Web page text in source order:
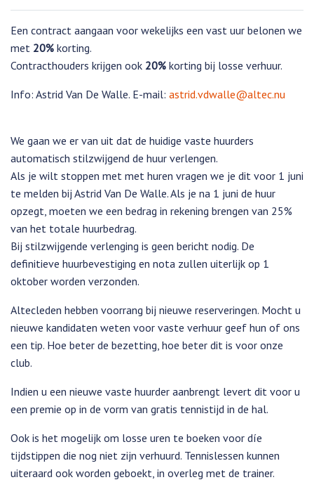
Een contract aangaan voor wekelijks een vast uur belonen we
met 20% korting.
Contracthouders krijgen ook 20% korting bij losse verhuur.
Info: Astrid Van De Walle. E-mail: astrid.vdwalle@altec.nu
We gaan we er van uit dat de huidige vaste huurders
automatisch stilzwijgend de huur verlengen.
Als je wilt stoppen met met huren vragen we je dit voor 1 juni
te melden bij Astrid Van De Walle. Als je na 1 juni de huur
opzegt, moeten we een bedrag in rekening brengen van 25%
van het totale huurbedrag.
Bij stilzwijgende verlenging is geen bericht nodig. De
definitieve huurbevestiging en nota zullen uiterlijk op 1
oktober worden verzonden.
Altecleden hebben voorrang bij nieuwe reserveringen. Mocht u
nieuwe kandidaten weten voor vaste verhuur geef hun of ons
een tip. Hoe beter de bezetting, hoe beter dit is voor onze
club.
Indien u een nieuwe vaste huurder aanbrengt levert dit voor u
een premie op in de vorm van gratis tennistijd in de hal.
Ook is het mogelijk om losse uren te boeken voor díe
tijdstippen die nog niet zijn verhuurd. Tennislessen kunnen
uiteraard ook worden geboekt, in overleg met de trainer.